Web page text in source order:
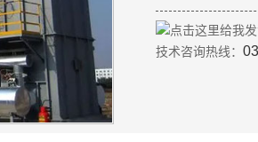
技术咨询热线：